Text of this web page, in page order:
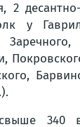
2
у
340